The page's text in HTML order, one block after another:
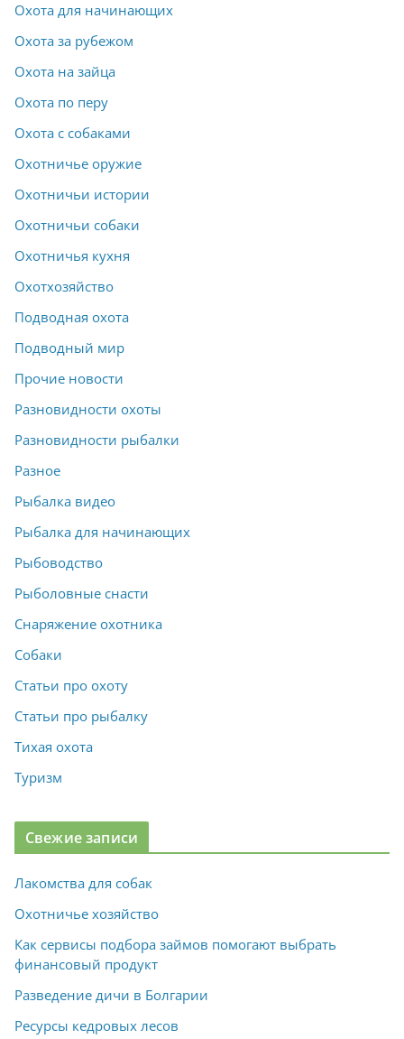
Охота для начинающих
Охота за рубежом
Охота на зайца
Охота по перу
Охота с собаками
Охотничье оружие
Охотничьи истории
Охотничьи собаки
Охотничья кухня
Охотхозяйство
Подводная охота
Подводный мир
Прочие новости
Разновидности охоты
Разновидности рыбалки
Разное
Рыбалка видео
Рыбалка для начинающих
Рыбоводство
Рыболовные снасти
Снаряжение охотника
Собаки
Статьи про охоту
Статьи про рыбалку
Тихая охота
Туризм
Свежие записи
Лакомства для собак
Охотничье хозяйство
Как сервисы подбора займов помогают выбрать
финансовый продукт
Разведение дичи в Болгарии
Ресурсы кедровых лесов